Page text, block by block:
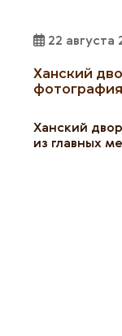
22 августа
Ханский
Ханский
из главных